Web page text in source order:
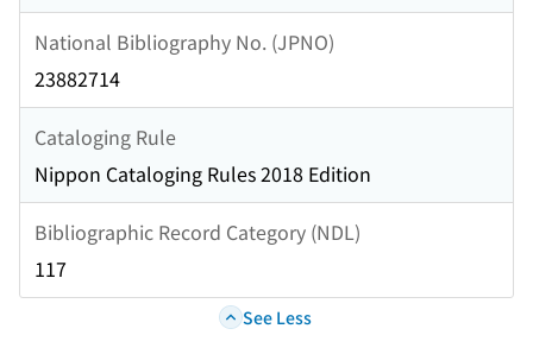
National Bibliography No. (JPNO)
23882714
Cataloging Rule
Nippon Cataloging Rules 2018 Edition
Bibliographic Record Category (NDL)
117
See Less